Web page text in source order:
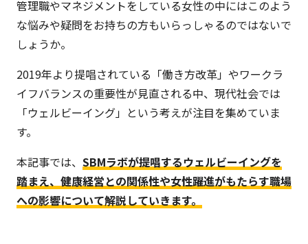
管理職やマネジメントをしている女性の中にはこのよう
な悩みや疑問をお持ちの方もいらっしゃるのではないで
しょうか。
2019年より提唱されている「働き方改革」やワークラ
イフバランスの重要性が見直される中、現代社会では
「ウェルビーイング」という考えが注目を集めていま
す。
本記事では、 SBMラボが提唱するウェルビーイングを
踏まえ、健康経営との関係性や女性躍進がもたらす職場
への影響について解説していきます。